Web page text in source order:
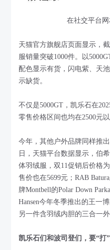
在社交平台
天猫官方旗舰店页面显示，
服销量突破1000件。以
配色显示有货，闪电紫、天
示缺货。
不仅是5000GT，凯乐石在
零售价格区间也均在2500元以
今年，其他户外品牌同样推
日，天猫平台数据显示，伯
体羽绒服，双11促销后价格
售价也在5699元；RAB
牌Montbell的Polar Down
Hansen今年冬季推出的王一
另一件含羽绒内胆的三合一
凯乐石们和波司登们，要“打